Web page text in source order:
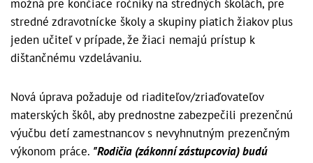
možná pre končiace ročníky na stredných školách, pre
stredné zdravotnícke školy a skupiny piatich žiakov plus
jeden učiteľ v prípade, že žiaci nemajú prístup k
dištančnému vzdelávaniu.
Nová úprava požaduje od riaditeľov/zriaďovateľov
materských škôl, aby prednostne zabezpečili prezenčnú
výučbu detí zamestnancov s nevyhnutným prezenčným
výkonom práce. "Rodičia (zákonní zástupcovia) budú